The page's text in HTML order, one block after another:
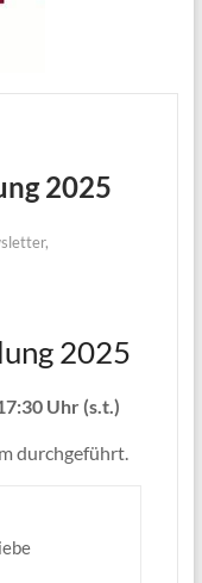
2025
,
2025
Uhr (s.t.)
durchgeführt.